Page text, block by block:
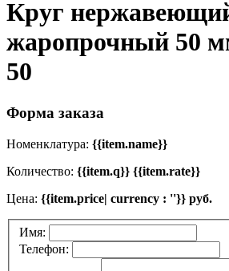
Круг
жаропрочный 50
50
Форма заказа
Номенклатура: {{item.name}}
Количество: {{item.q}} {{item.rate}}
Цена: {{item.price| currency : ''}} руб.
Имя:
Телефон: